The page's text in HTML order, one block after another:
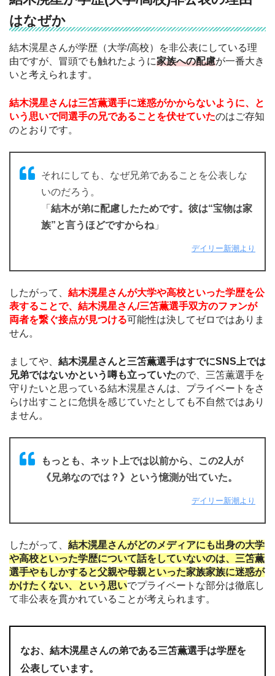
はなぜか
結木滉星さんが学歴（大学/高校）を非公表にしている理
由ですが、冒頭でも触れたように家族への配慮が一番大き
いと考えられます。
結木滉星さんは三笘薫選手に迷惑がかからないように、と
いう思いで同選手の兄であることを伏せていたのはご存知
のとおりです。
それにしても、なぜ兄弟であることを公表しな
いのだろう。
「 結木が弟に配慮したためです。彼は“宝物は家
族”と言うほどですからね 」
デイリー新潮より
したがって、 結木滉星さんが大学や高校といった学歴を公
表することで、結木滉星さん/三笘薫選手双方のファンが
両者を繋ぐ接点が見つける可能性は決してゼロではありま
せん。
ましてや、 結木滉星さんと三笘薫選手はすでにSNS上では
兄弟ではないかという噂も立っていたので、三笘薫選手を
守りたいと思っている結木滉星さんは、プライベートをさ
らけ出すことに危惧を感じていたとしても不自然ではあり
ません。
もっとも、ネット上では以前から、この2人が
《兄弟なのでは？》という憶測が出ていた。
デイリー新潮より
したがって、 結木滉星さんがどのメディアにも出身の大学
や高校といった学歴について話をしていないのは、三笘薫
選手やもしかすると父親や母親といった家族家族に迷惑が
かけたくない、という思いでプライベートな部分は徹底し
て非公表を貫かれていることが考えられます。
なお、結木滉星さんの弟である三笘薫選手は学歴を
公表しています。